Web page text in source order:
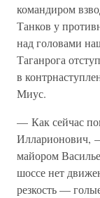
командиром
Танков у
над головами
Таганрога
в
Миус.
— Как сейчас
Илларионович,
майором
шоссе нет
резкость —